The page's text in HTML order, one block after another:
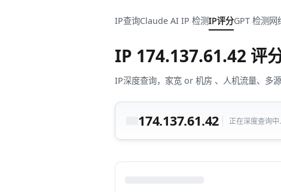
IP查询Claude AI IP 检测IP评分GPT 检测网
IP 174.137.61.42 评
IP深度查询，家宽 or 机房 、人机流量、多
174.137.61.42 正在深度查询中